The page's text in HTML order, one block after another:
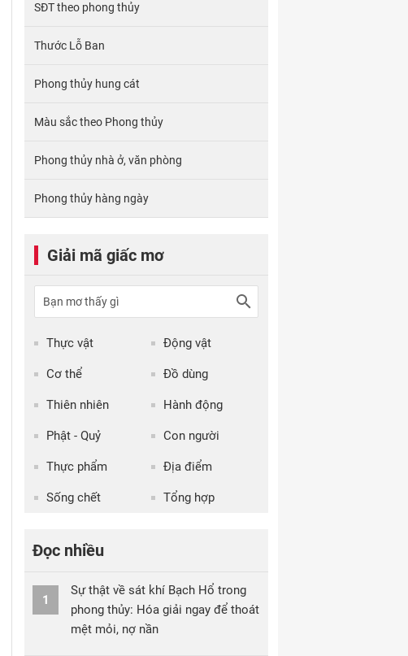
SĐT theo phong thủy
Thước Lỗ Ban
Phong thủy hung cát
Màu sắc theo Phong thủy
Phong thủy nhà ở, văn phòng
Phong thủy hàng ngày
Giải mã giấc mơ
Thực vật Động vật
Cơ thể Đồ dùng
Thiên nhiên Hành động
Phật - Quỷ Con người
Thực phẩm Địa điểm
Sống chết Tổng hợp
Đọc nhiều
1
Sự thật về sát khí Bạch Hổ trong
phong thủy: Hóa giải ngay để thoát
mệt mỏi, nợ nần